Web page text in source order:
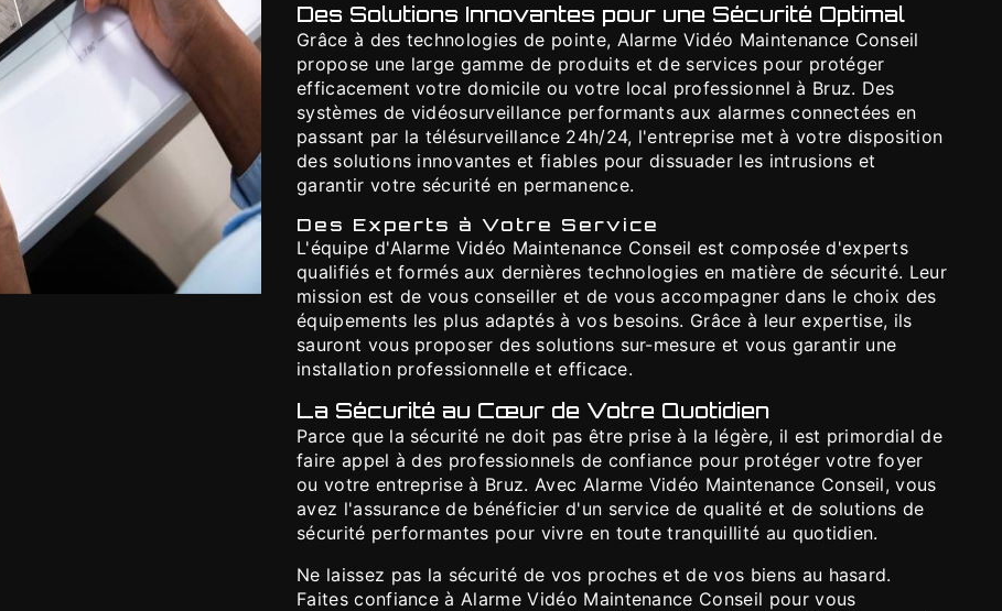
Des Solutions Innovantes pour une Sécurité Optimal
Grâce à des technologies de pointe, Alarme Vidéo Maintenance Conseil
propose une large gamme de produits et de services pour protéger
efficacement votre domicile ou votre local professionnel à Bruz. Des
systèmes de vidéosurveillance performants aux alarmes connectées en
passant par la télésurveillance 24h/24, l'entreprise met à votre disposition
des solutions innovantes et fiables pour dissuader les intrusions et
garantir votre sécurité en permanence.
Des Experts à Votre Service
L'équipe d'Alarme Vidéo Maintenance Conseil est composée d'experts
qualifiés et formés aux dernières technologies en matière de sécurité. Leur
mission est de vous conseiller et de vous accompagner dans le choix des
équipements les plus adaptés à vos besoins. Grâce à leur expertise, ils
sauront vous proposer des solutions sur-mesure et vous garantir une
installation professionnelle et efficace.
La Sécurité au Cœur de Votre Quotidien
Parce que la sécurité ne doit pas être prise à la légère, il est primordial de
faire appel à des professionnels de confiance pour protéger votre foyer
ou votre entreprise à Bruz. Avec Alarme Vidéo Maintenance Conseil, vous
avez l'assurance de bénéficier d'un service de qualité et de solutions de
sécurité performantes pour vivre en toute tranquillité au quotidien.
Ne laissez pas la sécurité de vos proches et de vos biens au hasard.
Faites confiance à Alarme Vidéo Maintenance Conseil pour vous